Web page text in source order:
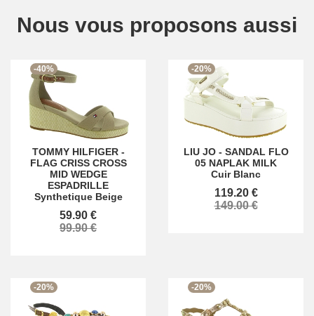
Nous vous proposons aussi
-40%
TOMMY HILFIGER-
FLAG CRISS CROSS
MID WEDGE
ESPADRILLE
Synthetique Beige
59.90 €
99.90 €
-20%
LIU JO- SANDAL FLO
05 NAPLAK MILK
Cuir Blanc
119.20 €
149.00 €
-20% -20%